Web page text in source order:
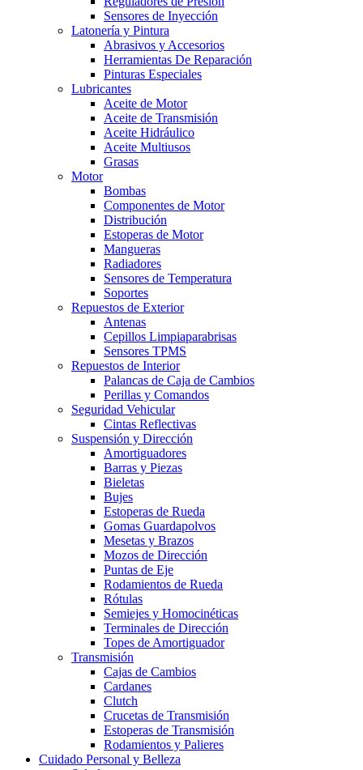
Sensores de Inyección
Latonería y Pintura
Abrasivos y Accesorios
Herramientas De Reparación
Pinturas Especiales
Lubricantes
Aceite de Motor
Aceite de Transmisión
Aceite Hidráulico
Aceite Multiusos
Grasas
Motor
Bombas
Componentes de Motor
Distribución
Estoperas de Motor
Mangueras
Radiadores
Sensores de Temperatura
Soportes
Repuestos de Exterior
Antenas
Cepillos Limpiaparabrisas
Sensores TPMS
Repuestos de Interior
Palancas de Caja de Cambios
Perillas y Comandos
Seguridad Vehicular
Cintas Reflectivas
Suspensión y Dirección
Amortiguadores
Barras y Piezas
Bieletas
Bujes
Estoperas de Rueda
Gomas Guardapolvos
Mesetas y Brazos
Mozos de Dirección
Puntas de Eje
Rodamientos de Rueda
Rótulas
Semiejes y Homocinéticas
Terminales de Dirección
Topes de Amortiguador
Transmisión
Cajas de Cambios
Cardanes
Clutch
Crucetas de Transmisión
Estoperas de Transmisión
Rodamientos y Palieres
Cuidado Personal y Belleza